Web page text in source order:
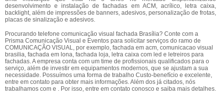
desenvolvimento e instalação de fachadas em ACM, acrílico, letra caixa,
backlight, além de impressões de banners, adesivos, personalização de frotas,
placas de sinalização e adesivos.
Procurando telefone comunicação visual fachada Brasília? Conte com a
Prisma Comunicação Visual e Eventos para solicitar serviços do ramo de
COMUNICAÇÃO VISUAL, por exemplo, fachada em acm, comunicacao visual
brasilia, fachada em lona, fachada loja, letra caixa com led e letreiros para
fachadas. A empresa conta com um time de profissionais qualificados para o
serviço, além de investir em equipamentos modernos, que se ajustam a sua
necessidade. Possuímos uma forma de trabalho Custo-benefício e excelente,
entre em contato para obter mais informações. Além dos já citados, nós
trabalhamos com e . Por isso, entre em contato conosco e saiba mais detalhes.